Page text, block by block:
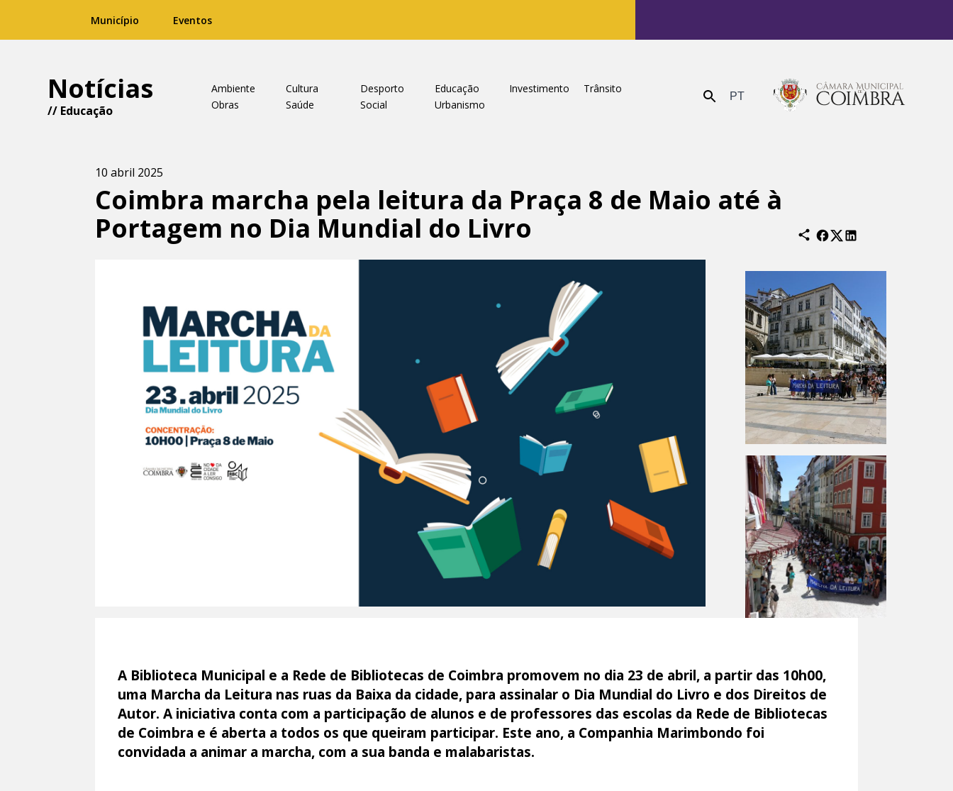
Município Eventos
Notícias
// Educação
Ambiente Cultura Desporto Educação Investimento
Trânsito
Obras
Saúde Social Urbanismo Enviar PT
10 abril 2025
Coimbra marcha pela leitura da Praça 8 de Maio até à
Portagem no Dia Mundial do Livro
A Biblioteca Municipal e a Rede de Bibliotecas de Coimbra promovem no dia 23 de abril, a partir das 10h00,
uma Marcha da Leitura nas ruas da Baixa da cidade, para assinalar o Dia Mundial do Livro e dos Direitos de
Autor. A iniciativa conta com a participação de alunos e de professores das escolas da Rede de Bibliotecas
de Coimbra e é aberta a todos os que queiram participar. Este ano, a Companhia Marimbondo foi
convidada a animar a marcha, com a sua banda e malabaristas.